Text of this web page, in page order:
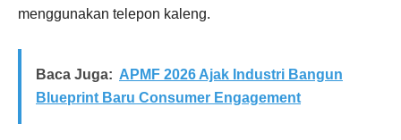
menggunakan telepon kaleng.
Baca Juga: APMF 2026 Ajak Industri Bangun
Blueprint Baru Consumer Engagement